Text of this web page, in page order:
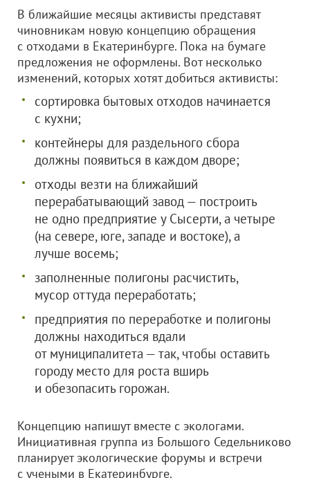
В ближайшие месяцы активисты представят
чиновникам новую концепцию обращения
с отходами в Екатеринбурге. Пока на бумаге
предложения не оформлены. Вот несколько
изменений, которых хотят добиться активисты:
сортировка бытовых отходов начинается
с кухни;
контейнеры для раздельного сбора
должны появиться в каждом дворе;
отходы везти на ближайший
перерабатывающий завод — построить
не одно предприятие у Сысерти, а четыре
(на севере, юге, западе и востоке), а
лучше восемь;
заполненные полигоны расчистить,
мусор оттуда переработать;
предприятия по переработке и полигоны
должны находиться вдали
от муниципалитета — так, чтобы оставить
городу место для роста вширь
и обезопасить горожан.
Концепцию напишут вместе с экологами.
Инициативная группа из Большого Седельниково
планирует экологические форумы и встречи
с учеными в Екатеринбурге.